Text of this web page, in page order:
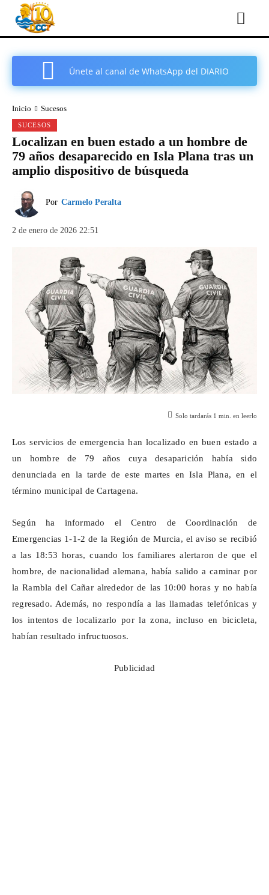
Únete al canal de WhatsApp del DIARIO
Inicio Sucesos
SUCESOS
Localizan en buen estado a un hombre de
79 años desaparecido en Isla Plana tras un
amplio dispositivo de búsqueda
Por Carmelo Peralta
2 de enero de 2026 22:51
Solo tardarás 1 min. en leerlo
Los servicios de emergencia han localizado en buen estado a
un hombre de 79 años cuya desaparición había sido
denunciada en la tarde de este martes en Isla Plana, en el
término municipal de Cartagena.
Según ha informado el Centro de Coordinación de
Emergencias 1-1-2 de la Región de Murcia, el aviso se recibió
a las 18:53 horas, cuando los familiares alertaron de que el
hombre, de nacionalidad alemana, había salido a caminar por
la Rambla del Cañar alrededor de las 10:00 horas y no había
regresado. Además, no respondía a las llamadas telefónicas y
los intentos de localizarlo por la zona, incluso en bicicleta,
habían resultado infructuosos.
Publicidad